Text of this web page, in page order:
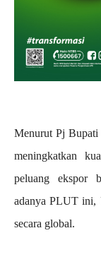
Menurut Pj
meningkatkan
peluang ekspor
adanya PLUT ini,
secara global.